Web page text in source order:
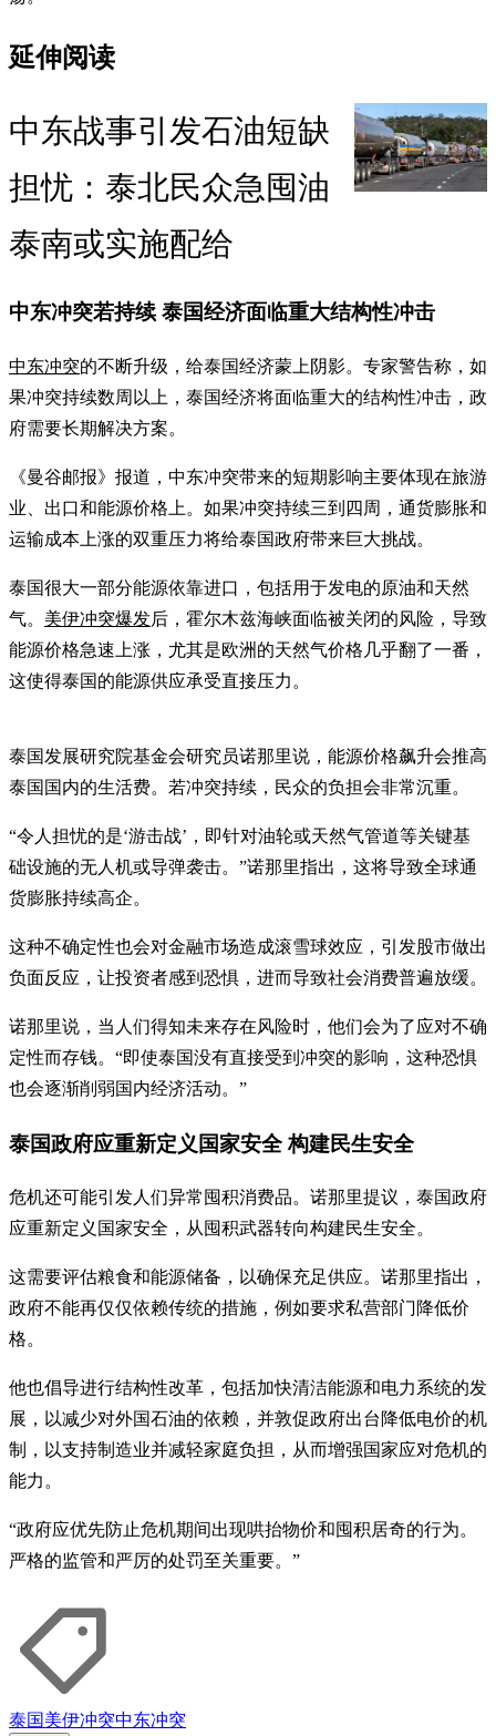
延伸阅读
中东战事引发石油短缺
担忧：泰北民众急囤油
泰南或实施配给
中东冲突若持续 泰国经济面临重大结构性冲击
中东冲突的不断升级，给泰国经济蒙上阴影。专家警告称，如
果冲突持续数周以上，泰国经济将面临重大的结构性冲击，政
府需要长期解决方案。
《曼谷邮报》报道，中东冲突带来的短期影响主要体现在旅游
业、出口和能源价格上。如果冲突持续三到四周，通货膨胀和
运输成本上涨的双重压力将给泰国政府带来巨大挑战。
泰国很大一部分能源依靠进口，包括用于发电的原油和天然
气。 美伊冲突爆发后，霍尔木兹海峡面临被关闭的风险，导致
能源价格急速上涨，尤其是欧洲的天然气价格几乎翻了一番，
这使得泰国的能源供应承受直接压力。
泰国发展研究院基金会研究员诺那里说，能源价格飙升会推高
泰国国内的生活费。若冲突持续，民众的负担会非常沉重。
“令人担忧的是‘游击战’，即针对油轮或天然气管道等关键基
础设施的无人机或导弹袭击。”诺那里指出，这将导致全球通
货膨胀持续高企。
这种不确定性也会对金融市场造成滚雪球效应，引发股市做出
负面反应，让投资者感到恐惧，进而导致社会消费普遍放缓。
诺那里说，当人们得知未来存在风险时，他们会为了应对不确
定性而存钱。“即使泰国没有直接受到冲突的影响，这种恐惧
也会逐渐削弱国内经济活动。”
泰国政府应重新定义国家安全 构建民生安全
危机还可能引发人们异常囤积消费品。诺那里提议，泰国政府
应重新定义国家安全，从囤积武器转向构建民生安全。
这需要评估粮食和能源储备，以确保充足供应。诺那里指出，
政府不能再仅仅依赖传统的措施，例如要求私营部门降低价
格。
他也倡导进行结构性改革，包括加快清洁能源和电力系统的发
展，以减少对外国石油的依赖，并敦促政府出台降低电价的机
制，以支持制造业并减轻家庭负担，从而增强国家应对危机的
能力。
“政府应优先防止危机期间出现哄抬物价和囤积居奇的行为。
严格的监管和严厉的处罚至关重要。”
泰国美伊冲突中东冲突